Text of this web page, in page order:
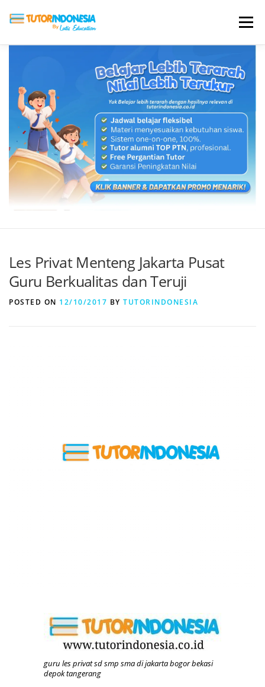
Menu
ABOUT US JADI PENGAJAR
BIAYA LES TESTIMONI PROFIL ALUMNI
BLOG DAFTAR SEKOLAH
Les Privat Menteng Jakarta Pusat
Guru Berkualitas dan Teruji
POSTED ON 12/10/2017 BY TUTORINDONESIA
guru les privat sd smp sma di jakarta bogor bekasi
depok tangerang